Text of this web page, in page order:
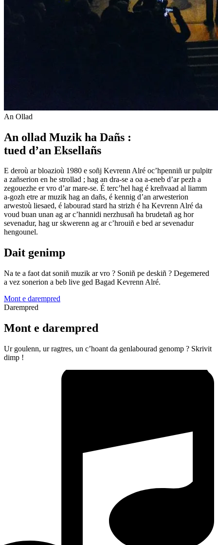
An Ollad
An ollad Muzik ha Dañs :
tued d’an Eksellañs
E deroù ar bloazioù 1980 e soñj Kevrenn Alré oc’hpenniñ ur pulpitr
a zañserion en he strollad ; hag an dra-se a oa a-eneb d’ar pezh a
zegouezhe er vro d’ar mare-se. É terc’hel hag é kreñvaad al liamm
a-gozh etre ar muzik hag an dañs, é kennig d’an arwesterion
arwestoù liesaed, é labourad stard ha strizh é ha Kevrenn Alré da
voud buan unan ag ar c’hannidi nerzhusañ ha brudetañ ag hor
sevenadur, hag ur skwerenn ag ar c’hrouiñ e bed ar sevenadur
hengounel.
Dait genimp
Na te a faot dat soniñ muzik ar vro ? Soniñ pe deskiñ ? Degemered
a vez sonerion a beb live ged Bagad Kevrenn Alré.
Mont e darempred
Darempred
Mont e darempred
Ur goulenn, ur ragtres, un c’hoant da genlabourad genomp ? Skrivit
dimp !